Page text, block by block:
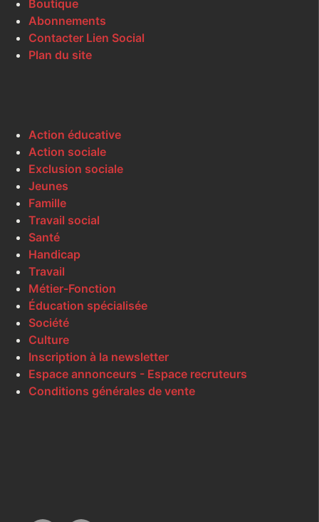
Boutique
Abonnements
Contacter Lien Social
Plan du site
Action éducative
Action sociale
Exclusion sociale
Jeunes
Famille
Travail social
Santé
Handicap
Travail
Métier-Fonction
Éducation spécialisée
Société
Culture
Inscription à la newsletter
Espace annonceurs - Espace recruteurs
Conditions générales de vente